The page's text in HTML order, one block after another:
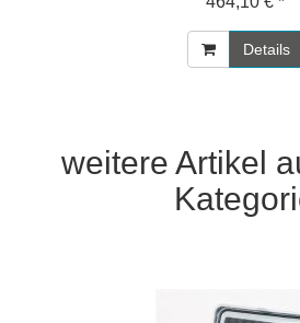
Details
weitere Artikel